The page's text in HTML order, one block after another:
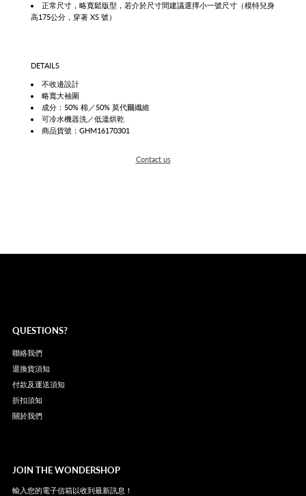
正常尺寸，略寬鬆版型，若介於尺寸間建議選擇小一號尺寸（模特兒身
高175公分，穿著 XS 號）
DETAILS
不收邊設計
略寬大袖圍
成分：50% 棉／50% 莫代爾纖維
可冷水機器洗／低溫烘乾
商品貨號：GHM16170301
Contact us
QUESTIONS?
聯絡我們
退換貨須知
付款及運送須知
折扣須知
關於我們
JOIN THE WONDERSHOP
輸入您的電子信箱以收到最新訊息！